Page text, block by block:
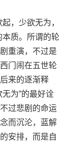
，少欲无为，
本质。所谓的轮
重演，不过是
门闹在五世轮
来的逐渐释
为”的最好诠
过悲剧的命运
而沉沦，蓝解
安排，而是自